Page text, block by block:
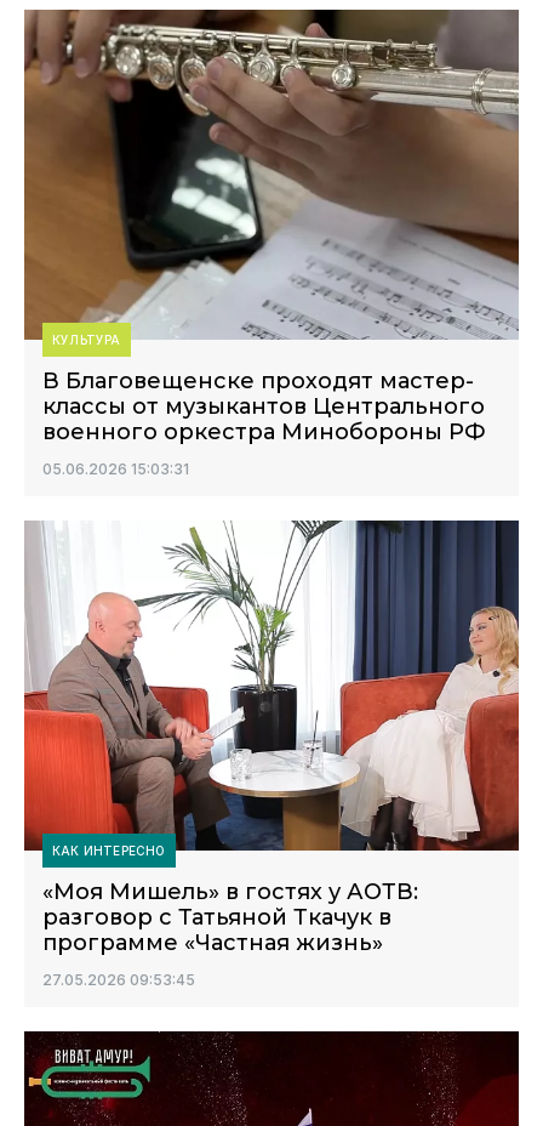
КУЛЬТУРА
В Благовещенске проходят мастер-
классы от музыкантов Центрального
военного оркестра Минобороны РФ
05.06.2026 15:03:31
КАК ИНТЕРЕСНО
«Моя Мишель» в гостях у АОТВ:
разговор с Татьяной Ткачук в
программе «Частная жизнь»
27.05.2026 09:53:45